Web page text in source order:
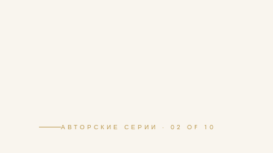
АВТОРСКИЕ СЕРИИ · 02 OF 10